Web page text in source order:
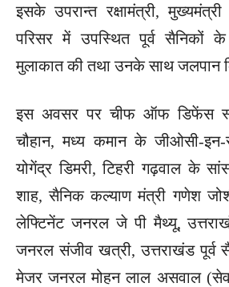
इसके उपरान्त रक्षामंत्री,
परिसर में उपस्थित पूर्व सैनिकों
मुलाकात की तथा उनके साथ जलपान
इस अवसर पर चीफ ऑफ डिफेंस
चौहान, मध्य कमान के जीओसी-
योगेंद्र डिमरी, टिहरी गढ़वाल के
शाह, सैनिक कल्याण मंत्री गणेश
लेफ्टिनेंट जनरल जे पी मैथ्यू,
जनरल संजीव खत्री, उत्तराखंड पूर्व
मेजर जनरल मोहन लाल असवाल